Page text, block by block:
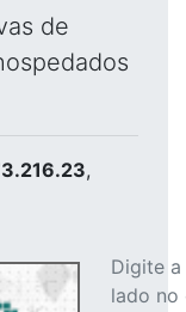
de
,
Digite
lado no